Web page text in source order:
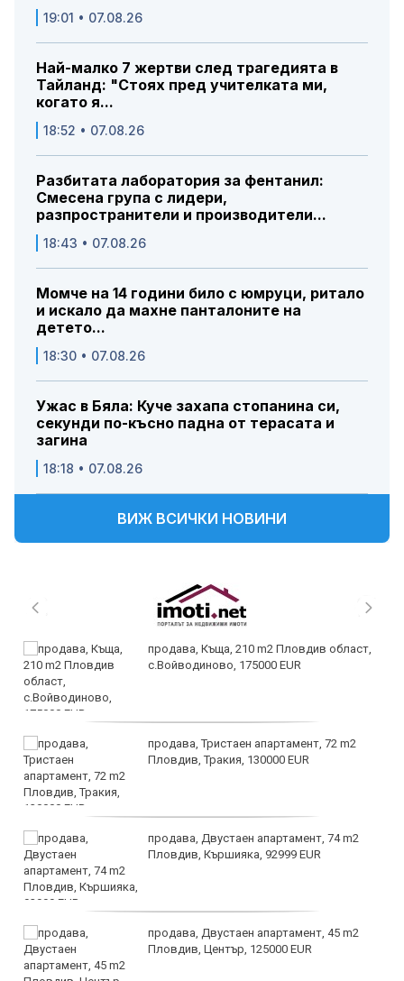
19:01 • 07.08.26
Най-малко 7 жертви след трагедията в
Тайланд: "Стоях пред учителката ми,
когато я...
18:52 • 07.08.26
Разбитата лаборатория за фентанил:
Смесена група с лидери,
разпространители и производители...
18:43 • 07.08.26
Момче на 14 години било с юмруци, ритало
и искало да махне панталоните на
детето...
18:30 • 07.08.26
Ужас в Бяла: Куче захапа стопанина си,
секунди по-късно падна от терасата и
загина
18:18 • 07.08.26
ВИЖ ВСИЧКИ НОВИНИ
продава, Къща, 210 m2 Пловдив област,
с.Войводиново, 175000 EUR
продава, Тристаен апартамент, 72 m2
Пловдив, Тракия, 130000 EUR
продава, Двустаен апартамент, 74 m2
Пловдив, Кършияка, 92999 EUR
продава, Двустаен апартамент, 45 m2
Пловдив, Център, 125000 EUR